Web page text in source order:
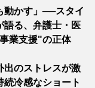
動かす」──スタイ
語る、弁護士・医
業支援"の正体
のストレスが激
冷感なショート